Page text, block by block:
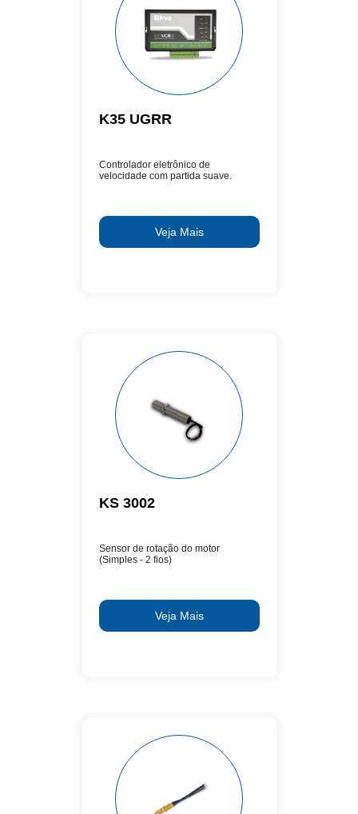
K35 UGRR
Controlador eletrônico de
velocidade com partida suave.
Veja Mais
KS 3002
Sensor de rotação do motor
(Simples - 2 fios)
Veja Mais